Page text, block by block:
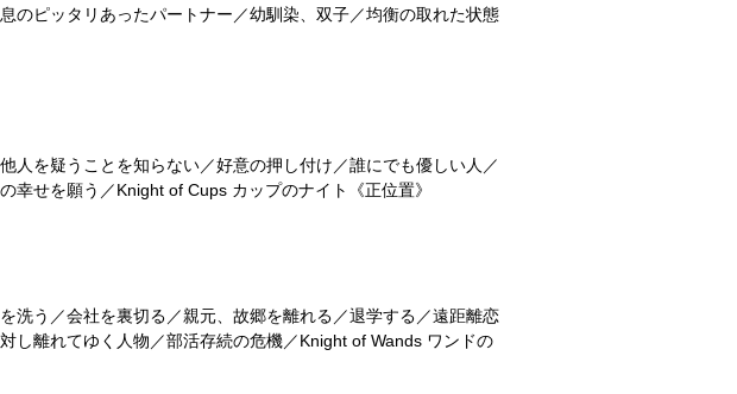
のピッタリあったパートナー／幼馴染、双子／均衡の取れた状態
人を疑うことを知らない／好意の押し付け／誰にでも優しい人／
せを願う／Knight of Cups カップのナイト《正位置》
洗う／会社を裏切る／親元、故郷を離れる／退学する／遠距離恋
し離れてゆく人物／部活存続の危機／Knight of Wands ワンドの